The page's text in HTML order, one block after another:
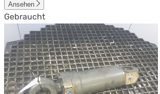
Ansehen
Gebraucht